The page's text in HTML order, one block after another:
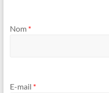
Nom *
E-mail *